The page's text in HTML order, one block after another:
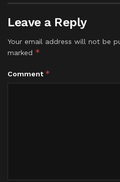
Leave a Reply
Your email address will not be
marked *
Comment *